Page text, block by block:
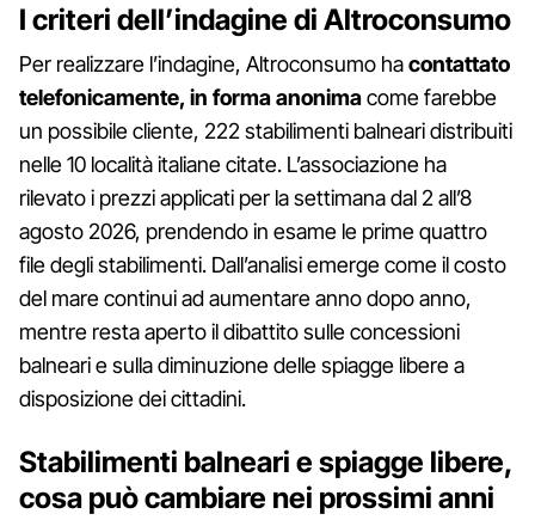
I criteri dell’indagine di Altroconsumo
Per realizzare l’indagine, Altroconsumo hacontattato
telefonicamente, in forma anonimacome farebbe
un possibile cliente, 222 stabilimenti balneari distribuiti
nelle 10 località italiane citate. L’associazione ha
rilevato i prezzi applicati per la settimana dal 2 all’8
agosto 2026, prendendo in esame le prime quattro
file degli stabilimenti. Dall’analisi emerge come il costo
del mare continui ad aumentare anno dopo anno,
mentre resta aperto il dibattito sulle concessioni
balneari e sulla diminuzione delle spiagge libere a
disposizione dei cittadini.
Stabilimenti balneari e spiagge libere,
cosa può cambiare nei prossimi anni